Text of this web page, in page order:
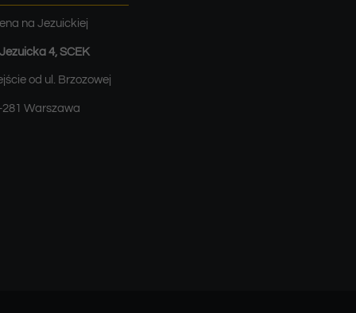
na Jezuickiej
4, SCEK
od ul. Brzozowej
281 Warszawa